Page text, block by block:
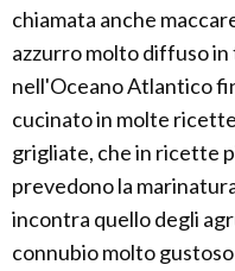
chiamata anche
azzurro molto diffuso
nell'Oceano Atlantico
cucinato in molte
grigliate, che in ricette
prevedono la
incontra quello degli
connubio molto